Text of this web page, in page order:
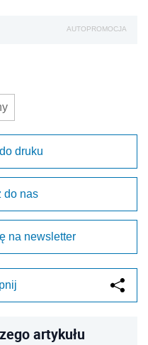
AUTOPROMOCJA
druku
do nas
na newsletter
artykułu